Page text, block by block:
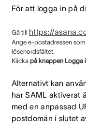
För att logga in på
Gå till https://
Ange e-postadressen
lösenordsfältet.
Klicka på knappen Logga
Alternativt kan
har SAML aktiverat
med en anpassad
postdomän i slutet